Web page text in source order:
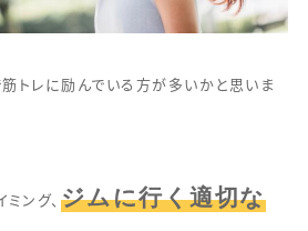
トレに励んでいる方が多いかと思いま
ング、 ジムに行く適切な